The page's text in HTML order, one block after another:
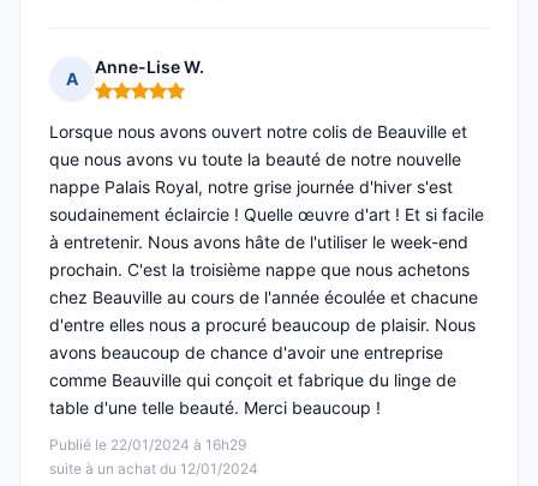
A
Anne-Lise W.
Note : 5 sur 5
Publié le 22/01/2024 à 16h29
suite à un achat du 12/01/2024
Lorsque nous avons ouvert notre colis de Beauville et
que nous avons vu toute la beauté de notre nouvelle
nappe Palais Royal, notre grise journée d'hiver s'est
soudainement éclaircie ! Quelle œuvre d'art ! Et si facile
à entretenir. Nous avons hâte de l'utiliser le week-end
prochain. C'est la troisième nappe que nous achetons
chez Beauville au cours de l'année écoulée et chacune
d'entre elles nous a procuré beaucoup de plaisir. Nous
avons beaucoup de chance d'avoir une entreprise
comme Beauville qui conçoit et fabrique du linge de
table d'une telle beauté. Merci beaucoup !